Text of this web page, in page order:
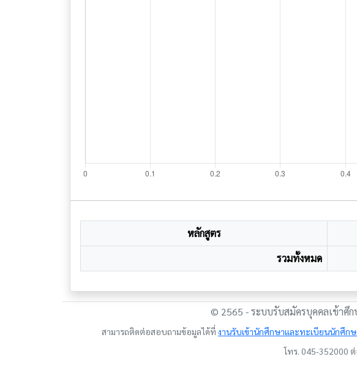
หลักสูตร
รวมทั้งหมด
© 2565 - ระบบรับสมัครบุคคลเข้าศึ
สามารถติดต่อสอบถามข้อมูลได้ที่ งานรับเข้านักศึกษาและทะเบียนนักศึกษ
โทร. 045-352000